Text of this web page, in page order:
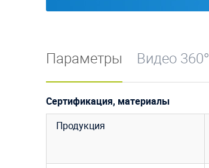
Параметры Видео 360°
Сертификация, материалы
Продукция